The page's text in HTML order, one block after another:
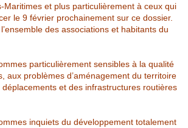
Maritimes et plus particulièrement à ceux qui
le 9 février prochainement sur ce dossier.
des associations et habitants du
particulièrement sensibles à la qualité
aux problèmes d’aménagement du territoire
et des infrastructures routières
inquiets du développement totalement